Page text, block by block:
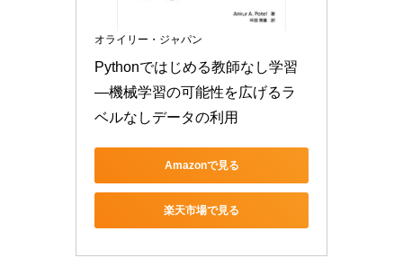
オライリー・ジャパン
Pythonではじめる教師なし学習
―機械学習の可能性を広げるラ
ベルなしデータの利用
Amazonで見る
楽天市場で見る